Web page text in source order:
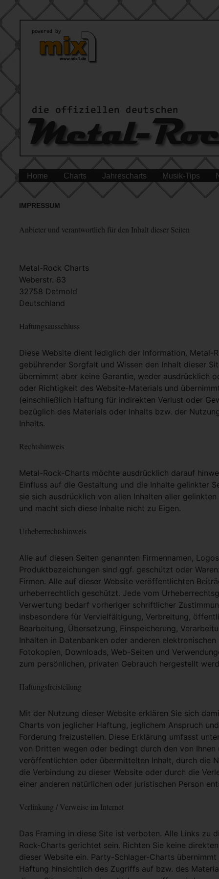
Home Charts Jahrescharts Musik-Tips
IMPRESSUM
Anbieter und verantwortlich für den Inhalt dieser Seiten
Metal-Rock Charts
Weberstr. 63
32758 Detmold
Deutschland
Haftungsausschluss
Diese Website dient lediglich der Information. Metal-
gebührender Sorgfalt und Wissen den Inhalt dieser
übernimmt aber keine Garantie, weder ausdrücklich
oder Richtigkeit des Website-Materials und
(einschließlich Haftung für indirekten Verlust oder
bezüglich des Materials oder Inhalts bzw. der
Inhalts.
Rechtshinweis
Metal-Rock-Charts möchte ausdrücklich darauf
Einfluss auf die Gestaltung und die Inhalte gelinkter
sie sich ausdrücklich von allen Inhalten aller
und macht sich diese Inhalte nicht zu Eigen.
Urheberrechtshinweis
Alle auf diesen Seiten genannten Firmennamen,
Produktbezeichungen sind ggf. geschützt oder
Firmen. Alle auf dieser Website veröffentlichten
urheberrechtlich geschützt. Jede vom
Verwertung bedarf vorheriger schriftlicher
insbesondere für Vervielfältigung, Verbreitung,
Bearbeitung, Übersetzung, Einspeicherung,
Inhalten in Datenbanken oder anderen
Fotokopien, Downloads, Web-Seiten und
zum persönlichen, privaten Gebrauch hergestellt
Haftungsfreistellung
Mit der Nutzung dieser Website erklären Sie sich
Charts von jeglicher Haftung, jeglichem Anspruch
Forderung freizustellen. Diese Erklärung umfasst
von Dritten wegen oder bedingt durch den von Ihnen
veröffentlichten oder übermittelten Inhalt, durch die
die Verbindung zu dieser Website oder durch die
einer anderen natürlichen oder juristischen Person
Verlinkung / Verweise im Internet
Das Framing in diese Site ist verboten. Alle Links zu
Rock-Charts gerichtet sein. Richten Sie keine
dieser Website ein. Party-Schlager-Charts
Haftung hinsichtlich des Zugriffs auf bzw. des